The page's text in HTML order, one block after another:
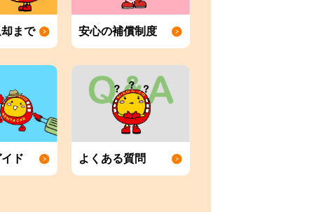
まで 安心の補償制度
ド よくある質問